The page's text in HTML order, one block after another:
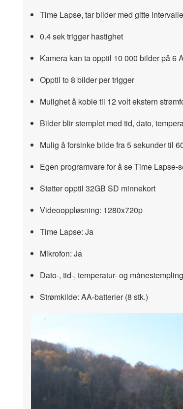
Time Lapse, tar bilder med gitte
0.4 sek trigger hastighet
Kamera kan ta opptil 10 000 bilder på 6
Opptil to 8 bilder per trigger
Mulighet å koble til 12 volt ekstern
Bilder blir stemplet med tid, dato,
Mulig å forsinke bilde fra 5 sekunder til
Egen programvare for å se Time Lapse-
Støtter opptil 32GB SD minnekort
Videooppløsning: 1280x720p
Time Lapse: Ja
Mikrofon: Ja
Dato-, tid-, temperatur- og
Strømkilde: AA-batterier (8 stk.)